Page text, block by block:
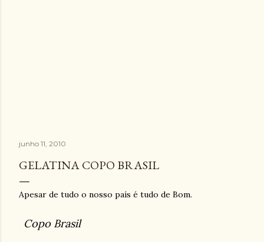
junho 11, 2010
GELATINA COPO BRASIL
Apesar de tudo o nosso país é tudo de Bom.
Copo Brasil